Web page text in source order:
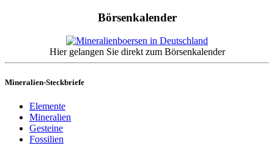
Börsenkalender
Hier gelangen Sie direkt zum Börsenkalender
Mineralien-Steckbriefe
Elemente
Mineralien
Gesteine
Fossilien